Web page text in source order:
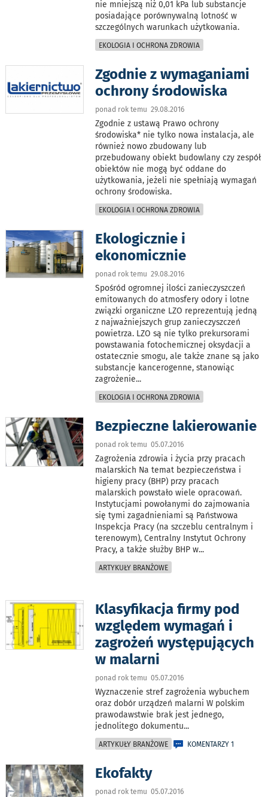
nie mniejszą niż 0,01 kPa lub substancje
posiadające porównywalną lotność w
szczególnych warunkach użytkowania.
EKOLOGIA I OCHRONA ZDROWIA
Zgodnie z wymaganiami
ochrony środowiska
ponad rok temu 29.08.2016
Zgodnie z ustawą Prawo ochrony
środowiska* nie tylko nowa instalacja, ale
również nowo zbudowany lub
przebudowany obiekt budowlany czy zespół
obiektów nie mogą być oddane do
użytkowania, jeżeli nie spełniają wymagań
ochrony środowiska.
EKOLOGIA I OCHRONA ZDROWIA
Ekologicznie i
ekonomicznie
ponad rok temu 29.08.2016
Spośród ogromnej ilości zanieczyszczeń
emitowanych do atmosfery odory i lotne
związki organiczne LZO reprezentują jedną
z najważniejszych grup zanieczyszczeń
powietrza. LZO są nie tylko prekursorami
powstawania fotochemicznej oksydacji a
ostatecznie smogu, ale także znane są jako
substancje kancerogenne, stanowiąc
zagrożenie...
EKOLOGIA I OCHRONA ZDROWIA
Bezpieczne lakierowanie
ponad rok temu 05.07.2016
Zagrożenia zdrowia i życia przy pracach
malarskich Na temat bezpieczeństwa i
higieny pracy (BHP) przy pracach
malarskich powstało wiele opracowań.
Instytucjami powołanymi do zajmowania
się tymi zagadnieniami są Państwowa
Inspekcja Pracy (na szczeblu centralnym i
terenowym), Centralny Instytut Ochrony
Pracy, a także służby BHP w...
ARTYKUŁY BRANŻOWE
Klasyfikacja firmy pod
względem wymagań i
zagrożeń występujących
w malarni
ponad rok temu 05.07.2016
Wyznaczenie stref zagrożenia wybuchem
oraz dobór urządzeń malarni W polskim
prawodawstwie brak jest jednego,
jednolitego dokumentu...
ARTYKUŁY BRANŻOWE KOMENTARZY 1
Ekofakty
ponad rok temu 05.07.2016